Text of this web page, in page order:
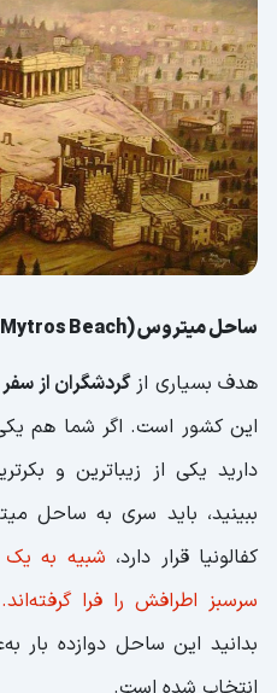
ساحل میتروس (Mytros Beach)
هدف بسیاری ازگردشگران از سفر
این کشور است. اگر شما هم
دارید یکی از زیباترین و
ببینید، باید سری به ساحل
کفالونیا قرار دارد، شبیه به
سرسبز اطرافش را فرا گرفته‌اند.
بدانید این ساحل دوازده بار